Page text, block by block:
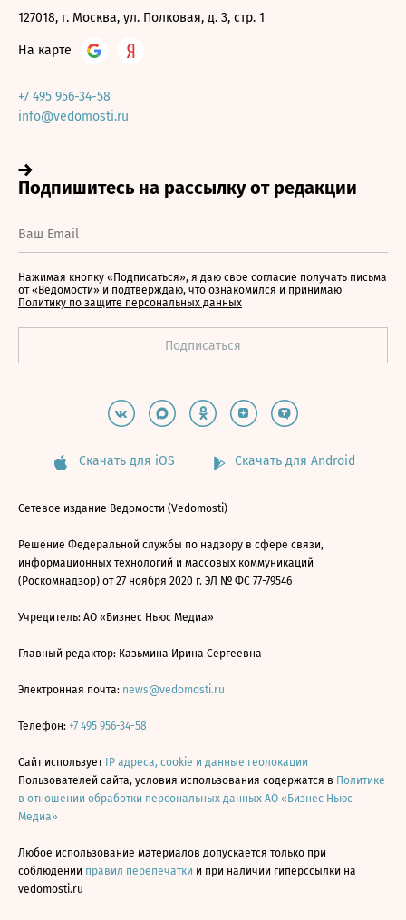
127018, г. Москва, ул. Полковая, д. 3, стр. 1
На карте
+7 495 956-34-58
info@vedomosti.ru
Нажимая кнопку «Подписаться», я даю свое согласие получать письма
от «Ведомости» и подтверждаю, что ознакомился и принимаю
Политику по защите персональных данных
Скачать для iOS Скачать для Android
Сетевое издание Ведомости (Vedomosti)
Решение Федеральной службы по надзору в сфере связи,
информационных технологий и массовых коммуникаций
(Роскомнадзор) от 27 ноября 2020 г. ЭЛ № ФС 77-79546
Учредитель: АО «Бизнес Ньюс Медиа»
Главный редактор: Казьмина Ирина Сергеевна
Электронная почта: news@vedomosti.ru
Телефон: +7 495 956-34-58
Сайт использует IP адреса, cookie и данные геолокации
Пользователей сайта, условия использования содержатся в Политике
в отношении обработки персональных данных АО «Бизнес Ньюс
Медиа»
Любое использование материалов допускается только при
соблюдении правил перепечатки и при наличии гиперссылки на
vedomosti.ru